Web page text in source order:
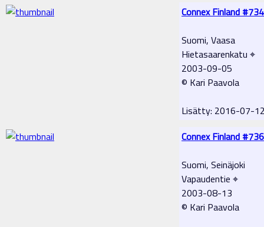
Connex Finland #734
Suomi, Vaasa
Hietasaarenkatu ⌖
2003-09-05
© Kari Paavola
Lisätty: 2016-07-
Connex Finland #736
Suomi, Seinäjoki
Vapaudentie ⌖
2003-08-13
© Kari Paavola